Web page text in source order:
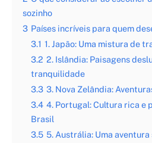
sozinho
3 Países incríveis para quem
3.1 1. Japão: Uma mistura de
3.2 2. Islândia: Paisagens
tranquilidade
3.3 3. Nova Zelândia:
3.4 4. Portugal: Cultura rica e
Brasil
3.5 5. Austrália: Uma aventura